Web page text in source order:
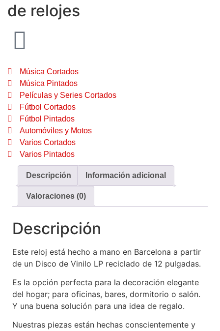
de relojes
Música Cortados
Música Pintados
Películas y Series Cortados
Fútbol Cortados
Fútbol Pintados
Automóviles y Motos
Varios Cortados
Varios Pintados
Descripción Información adicional
Valoraciones (0)
Descripción
Este reloj está hecho a mano en Barcelona a partir
de un Disco de Vinilo LP reciclado de 12 pulgadas.
Es la opción perfecta para la decoración elegante
del hogar; para oficinas, bares, dormitorio o salón.
Y una buena solución para una idea de regalo.
Nuestras piezas están hechas conscientemente y